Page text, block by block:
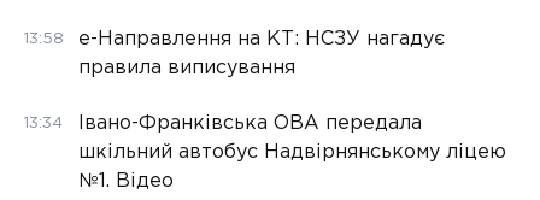
13:58
е-Направлення на КТ: НСЗУ нагадує
правила виписування
13:34
Івано-Франківська ОВА передала
шкільний автобус Надвірнянському ліцею
№1. Відео